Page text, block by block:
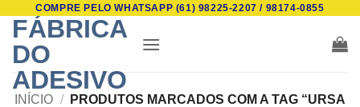
content
COMPRE PELO WHATSAPP (61) 98225-2207 / 98174-0855
FÁBRICA
DO
ADESIVO
INÍCIO /
PRODUTOS MARCADOS COM A TAG “URSA